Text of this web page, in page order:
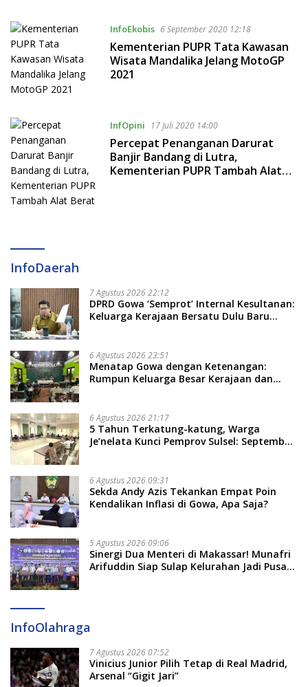
InfoEkobis 6 September 2020 12:18
Kementerian PUPR Tata Kawasan
Wisata Mandalika Jelang MotoGP
2021
InfOpini 17 Juli 2020 14:00
Percepat Penanganan Darurat
Banjir Bandang di Lutra,
Kementerian PUPR Tambah Alat
InfoDaerah
7 Agustus 2026 22:12
DPRD Gowa ‘Semprot’ Internal Kesultanan:
Keluarga Kerajaan Bersatu Dulu Baru
6 Agustus 2026 23:51
Menatap Gowa dengan Ketenangan:
Rumpun Keluarga Besar Kerajaan dan
Soal Adat dan Adab
6 Agustus 2026 21:17
5 Tahun Terkatung-katung, Warga
Je’nelata Kunci Pemprov Sulsel: September
6 Agustus 2026 09:31
Sekda Andy Azis Tekankan Empat Poin
Kendalikan Inflasi di Gowa, Apa Saja?
5 Agustus 2026 09:06
Sinergi Dua Menteri di Makassar! Munafri
Arifuddin Siap Sulap Kelurahan Jadi Pusat
InfoOlahraga
7 Agustus 2026 07:52
Vinicius Junior Pilih Tetap di Real Madrid,
Arsenal “Gigit Jari”